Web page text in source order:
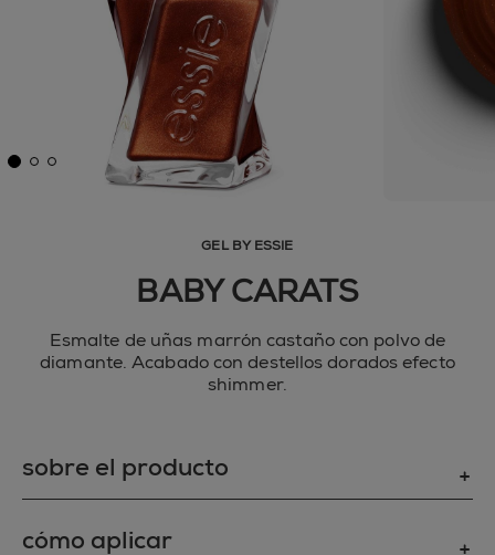
GEL BY ESSIE
BABY CARATS
Esmalte de uñas marrón castaño con polvo de
diamante. Acabado con destellos dorados efecto
shimmer.
sobre el producto
Consigue un color con el brillo del diamante y
cómo aplicar